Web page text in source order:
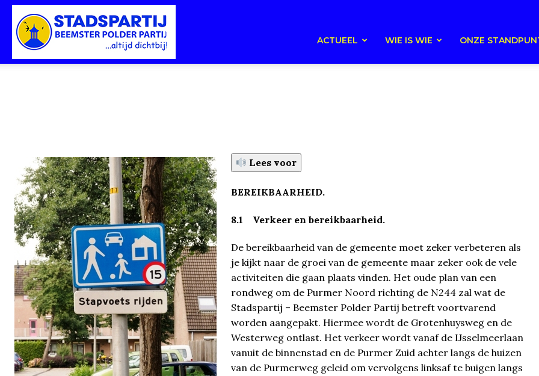
Beemster-
Polderpartij
ACTUEEL WIE IS WIE ONZE
Lees voor
BEREIKBAARHEID.
8.1 Verkeer en bereikbaarheid.
De bereikbaarheid van de gemeente moet zeker verbeteren als
je kijkt naar de groei van de gemeente maar zeker ook de vele
activiteiten die gaan plaats vinden. Het oude plan van een
rondweg om de Purmer Noord richting de N244 zal wat de
Stadspartij – Beemster Polder Partij betreft voortvarend
worden aangepakt. Hiermee wordt de Grotenhuysweg en de
Westerweg ontlast. Het verkeer wordt vanaf de IJsselmeerlaan
vanuit de binnenstad en de Purmer Zuid achter langs de huizen
van de Purmerweg geleid om vervolgens linksaf te buigen langs